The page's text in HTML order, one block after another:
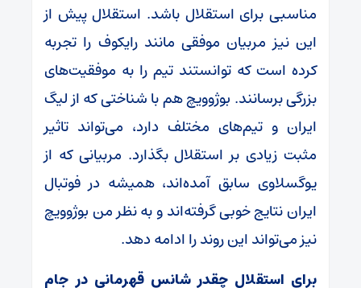
مناسبی برای استقلال باشد. استقلال پیش از
این نیز مربیان موفقی مانند رایکوف را تجربه
کرده است که توانستند تیم را به موفقیت‌های
بزرگی برسانند. بوژوویچ هم با شناختی که از لیگ
ایران و تیم‌های مختلف دارد، می‌تواند تاثیر
مثبت زیادی بر استقلال بگذارد. مربیانی که از
یوگسلاوی سابق آمده‌اند، همیشه در فوتبال
ایران نتایج خوبی گرفته‌اند و به نظر من بوژوویچ
نیز می‌تواند این روند را ادامه دهد.
برای استقلال چقدر شانس قهرمانی در جام